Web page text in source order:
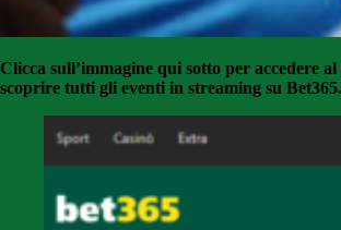
Clicca sull’immagine qui sotto per accedere al
scoprire tutti gli eventi in streaming su Bet365.